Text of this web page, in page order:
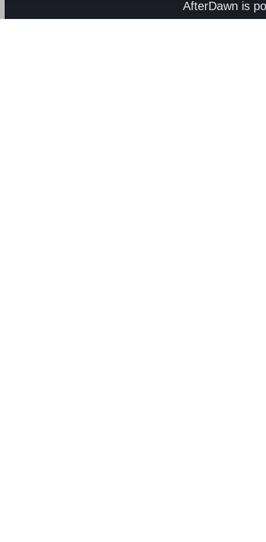
AfterDawn is